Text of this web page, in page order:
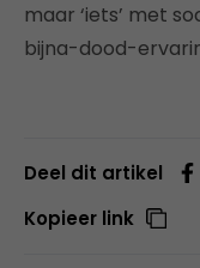
maar ‘iets’ met
bijna-dood-
Deel dit artikel
Kopieer link